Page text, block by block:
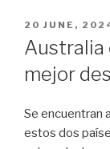
POSTED
ON
20 JUNE,
Australia
mejor
Se encuentran
estos dos